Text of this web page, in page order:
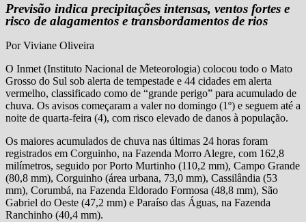
Previsão indica precipitações intensas, ventos fortes e
risco de alagamentos e transbordamentos de rios
Por Viviane Oliveira
O Inmet (Instituto Nacional de Meteorologia) colocou todo o Mato
Grosso do Sul sob alerta de tempestade e 44 cidades em alerta
vermelho, classificado como de “grande perigo” para acumulado de
chuva. Os avisos começaram a valer no domingo (1º) e seguem até a
noite de quarta-feira (4), com risco elevado de danos à população.
Os maiores acumulados de chuva nas últimas 24 horas foram
registrados em Corguinho, na Fazenda Morro Alegre, com 162,8
milímetros, seguido por Porto Murtinho (110,2 mm), Campo Grande
(80,8 mm), Corguinho (área urbana, 73,0 mm), Cassilândia (53
mm), Corumbá, na Fazenda Eldorado Formosa (48,8 mm), São
Gabriel do Oeste (47,2 mm) e Paraíso das Águas, na Fazenda
Ranchinho (40,4 mm).